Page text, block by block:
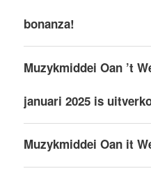
bonanza!
Muzykmiddei Oan ’t
januari 2025 is
Muzykmiddei Oan it